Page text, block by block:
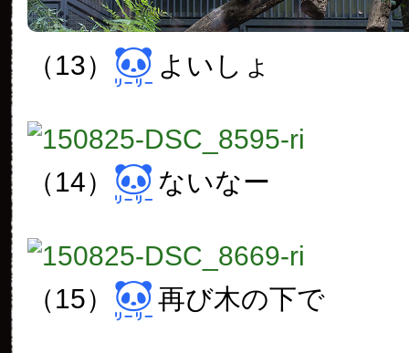
（13） よいしょ
（14） ないなー
（15） 再び木の下で